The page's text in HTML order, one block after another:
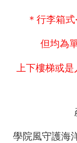
＊行李箱
但均為
上下樓梯或是
學院風守護海